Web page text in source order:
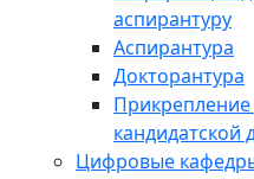
аспирантуру
Аспирантура
Докторантура
Прикрепление
кандидатской
Цифровые